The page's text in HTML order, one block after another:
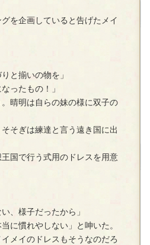
を企画していると告げたメイ
と揃いの物を」
ったもの！」
晴明は自らの妹の様に双子の
そぎは練達と言う遠き国に出
国で行う式用のドレスを用意
、様子だったから」
に慣れやしない」と呻いた。
メイのドレスもそうなのだろ